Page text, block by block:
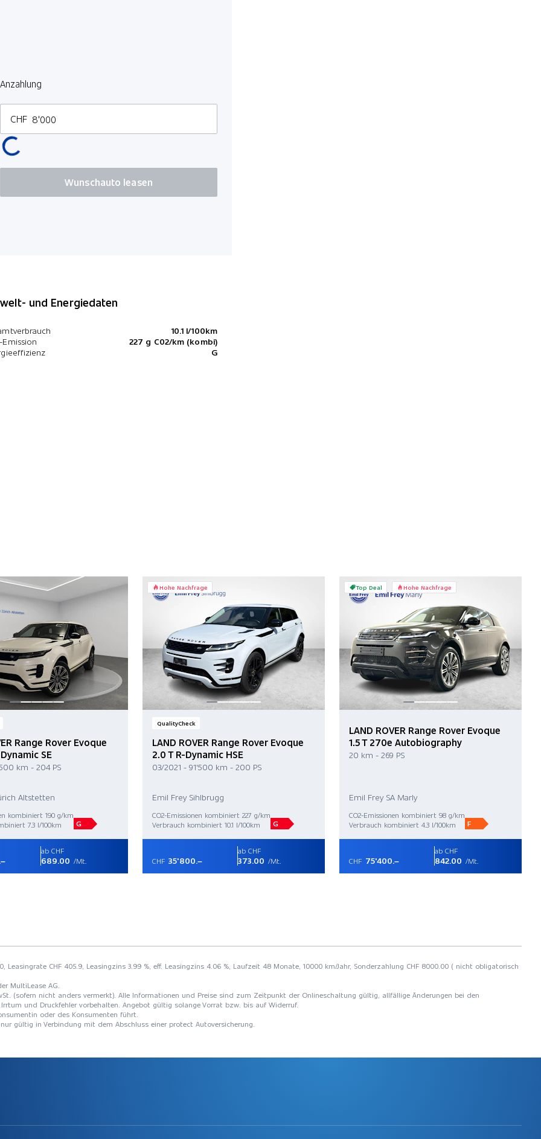
Anzahlung
CHF
Wunschauto leasen
und Energiedaten
10.1 l/100km
Emission
227 g C02/km (kombi)
G
Range Rover Evoque
SE
km - 204 PS
Altstetten
kombiniert 190 g/km
7.3 l/100km
G
ab CHF
689.00 /Mt.
Hohe Nachfrage
QualityCheck
LAND ROVER Range Rover Evoque
2.0 T R-Dynamic HSE
03/2021 - 91'500 km - 200 PS
Emil Frey Sihlbrugg
CO2-Emissionen kombiniert 227 g/km
Verbrauch kombiniert 10.1 l/100km
G
CHF 35'800.–
ab CHF
373.00 /Mt.
Top Deal Hohe Nachfrage
LAND ROVER Range Rover Evoque
1.5 T 270e Autobiography
20 km - 269 PS
Emil Frey SA Marly
CO2-Emissionen kombiniert 98 g/km
Verbrauch kombiniert 4.3 l/100km
F
CHF 75'400.–
ab CHF
842.00 /Mt.
Leasingrate CHF 405.9, Leasingzins 3.99 %, eff. Leasingzins 4.06 %, Laufzeit 48 Monate, 10000 km/Jahr, Sonderzahlung CHF 8000.00 ( nicht obligatorisch
MultiLease AG.
(sofern nicht anders vermerkt). Alle Informationen und Preise sind zum Zeitpunkt der Onlineschaltung gültig, allfällige Änderungen bei den
und Druckfehler vorbehalten. Angebot gültig solange Vorrat bzw. bis auf Widerruf.
oder des Konsumenten führt.
gültig in Verbindung mit dem Abschluss einer protect Autoversicherung.